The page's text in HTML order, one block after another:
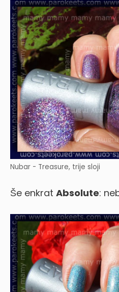
Nubar - Treasure, trije sloji
Še enkrat Absolute: